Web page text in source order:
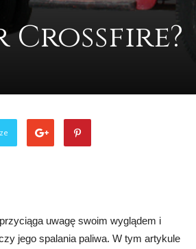
Crossfire?
uwagę swoim wyglądem i
jego spalania paliwa. W tym artykule